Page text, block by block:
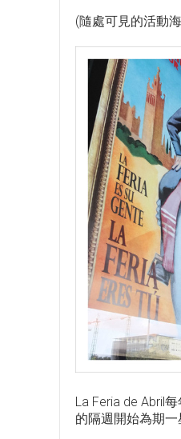
(隨處可見的活動
La Feria de Abril
的隔週開始為期一